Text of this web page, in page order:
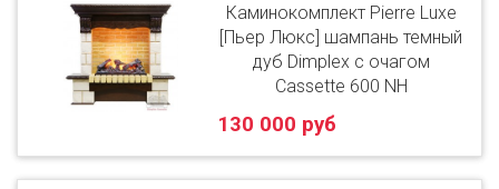
Каминокомплект Pierre Luxe
[Пьер Люкс] шампань темный
дуб Dimplex с очагом
Cassette 600 NH
130 000 руб